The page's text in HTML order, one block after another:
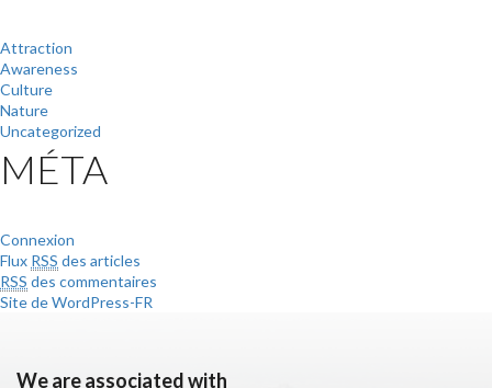
Attraction
Awareness
Culture
Nature
Uncategorized
MÉTA
Connexion
Flux RSS des articles
RSS des commentaires
Site de WordPress-FR
We are associated with